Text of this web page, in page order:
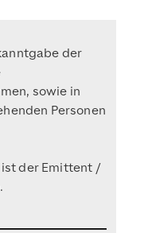
der
sowie in
Personen
der Emittent /